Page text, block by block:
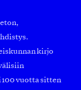
kirjo
vuotta sitten